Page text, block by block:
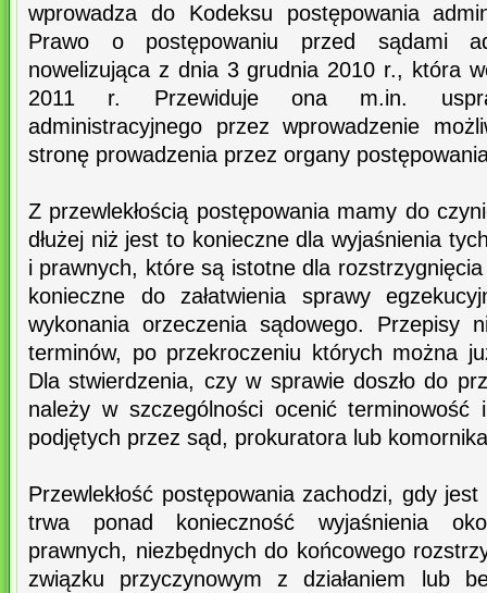
wprowadza do Kodeksu postępowania
Prawo o postępowaniu przed sądami
nowelizująca z dnia 3 grudnia 2010 r., która
2011 r. Przewiduje ona m.in.
administracyjnego przez wprowadzenie
stronę prowadzenia przez organy
Z przewlekłością postępowania mamy do
dłużej niż jest to konieczne dla wyjaśnienia
i prawnych, które są istotne dla
konieczne do załatwienia sprawy
wykonania orzeczenia sądowego. Przepisy
terminów, po przekroczeniu których można
Dla stwierdzenia, czy w sprawie doszło do
należy w szczególności ocenić terminowość
podjętych przez sąd, prokuratora lub
Przewlekłość postępowania zachodzi, gdy jest
trwa ponad konieczność wyjaśnienia
prawnych, niezbędnych do końcowego
związku przyczynowym z działaniem lub